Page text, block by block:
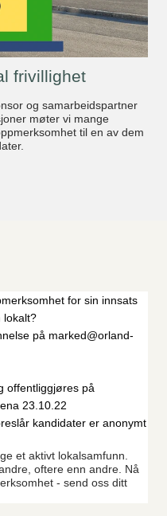
frivillighet
og samarbeidspartner
møter vi mange
til en av dem
for sin innsats
lokalt?
på marked@orland-
offentliggjøres på
23.10.22
kandidater er anonymt
et aktivt lokalsamfunn.
oftere enn andre. Nå
- send oss ditt